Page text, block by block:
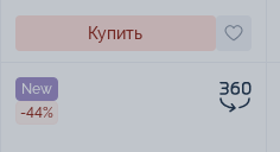
Купить
New
-44%